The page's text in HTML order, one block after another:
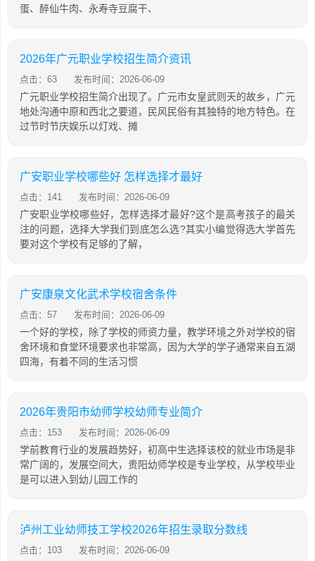
蛋、醉仙牛肉、永寿寺豆腐干、
2026年广元职业学校招生简介资讯
点击：63 发布时间：2026-06-09
广元职业学校招生简介出现了。广元市女皇武则天的故乡，广元
地处沟通中原和西北之要道，民风民俗有其独特的地方特色。在
过节时节庆娱乐以灯戏、摊
广安职业学校哪些好 怎样选择才最好
点击：141 发布时间：2026-06-09
广安职业学校哪些好，怎样选择才最好?这个是高考孩子的最关
注的问题，选择大学我们到底怎么选?其实小编觉得选大学首先
要对这个学校有足够的了解，
广安康泉文化武术学校宿舍条件
点击：57 发布时间：2026-06-09
一个好的学校，除了学校的师资力量，教学环境之外对学校的宿
舍环境和食堂环境要求也非常高，因为大学的学子通常来自五湖
四海，有着不同的生活习惯
2026年贵阳市幼师学校幼师专业简介
点击：153 发布时间：2026-06-09
学前教育行业的发展趋势好，初高中生选择该校的就业市场是非
常广阔的，发展空间大，贵阳幼师学校是专业学校，从学校毕业
是可以进入到幼儿园工作的
泸州工业幼师技工学校2026年招生录取分数线
点击：103 发布时间：2026-06-09